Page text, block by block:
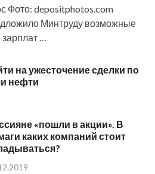
Фото: depositphotos.com
Минтруду возможные
…
на ужесточение сделки по
нефти
«пошли в акции». В
каких компаний стоит